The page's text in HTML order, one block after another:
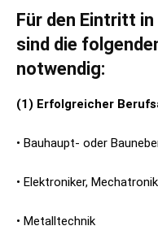
Für den Eintritt
sind die
notwendig:
(1) Erfolgreicher
• Bauhaupt- oder
• Elektroniker,
• Metalltechnik